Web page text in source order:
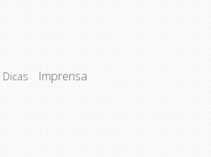
Dicas Imprensa